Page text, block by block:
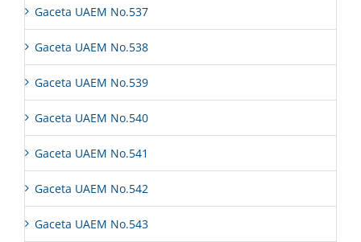
Gaceta UAEM No.537
Gaceta UAEM No.538
Gaceta UAEM No.539
Gaceta UAEM No.540
Gaceta UAEM No.541
Gaceta UAEM No.542
Gaceta UAEM No.543